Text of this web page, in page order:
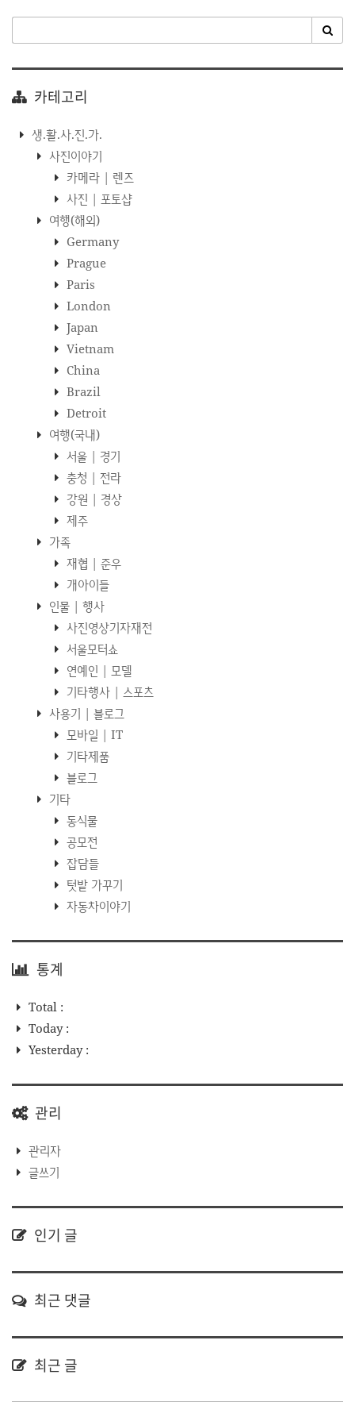
카테고리
생.활.사.진.가.
사진이야기
카메라 | 렌즈
사진 | 포토샵
여행(해외)
Germany
Prague
Paris
London
Japan
Vietnam
China
Brazil
Detroit
여행(국내)
서울 | 경기
충청 | 전라
강원 | 경상
제주
가족
재협 | 준우
개아이들
인물 | 행사
사진영상기자재전
서울모터쇼
연예인 | 모델
기타행사 | 스포츠
사용기 | 블로그
모바일 | IT
기타제품
블로그
기타
동식물
공모전
잡담들
텃밭 가꾸기
자동차이야기
통계
Total :
Today :
Yesterday :
관리
관리자
글쓰기
인기 글
최근 댓글
최근 글